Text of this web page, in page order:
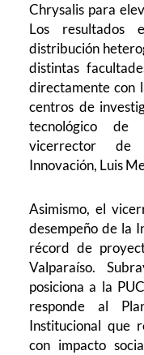
Chrysalis para
Los resultados
distribución
distintas
directamente con
centros de
tecnológico de
vicerrector de
Innovación, Luis
Asimismo, el
desempeño de la
récord de
Valparaíso.
posiciona a la
responde al
Institucional que
con impacto